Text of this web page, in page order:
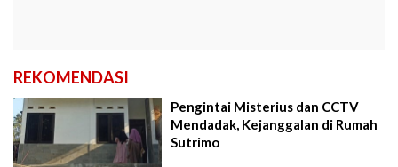
REKOMENDASI
Pengintai Misterius dan CCTV
Mendadak, Kejanggalan di Rumah
Sutrimo